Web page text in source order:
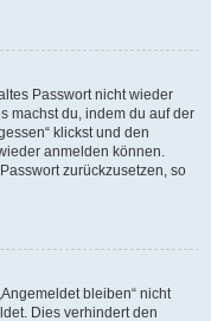
Passwort nicht wieder
machst du, indem du auf der
klickst und den
anmelden können.
zurückzusetzen, so
bleiben“ nicht
Dies verhindert den